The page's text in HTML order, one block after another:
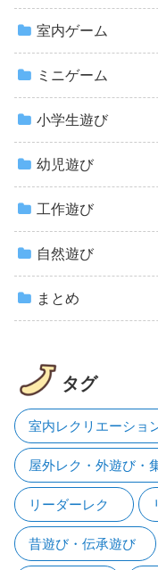
室内ゲーム
ミニゲーム
小学生遊び
幼児遊び
工作遊び
自然遊び
まとめ
タグ
室内レクリエーショ
屋外レク・外遊び・
リーダーレク
昔遊び・伝承遊び